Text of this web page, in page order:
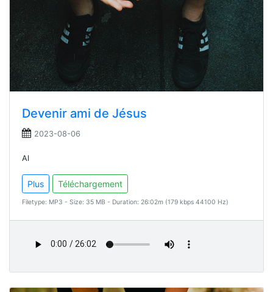
Devenir ami de Jésus
2023-08-06
Al
Plus Téléchargement
Filetype: MP3 - Size: 35 MB - Duration: 26:02m (179 kbps 44100 Hz)